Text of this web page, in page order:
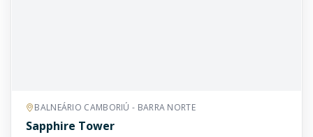
BALNEÁRIO CAMBORIÚ - BARRA NORTE
Sapphire Tower